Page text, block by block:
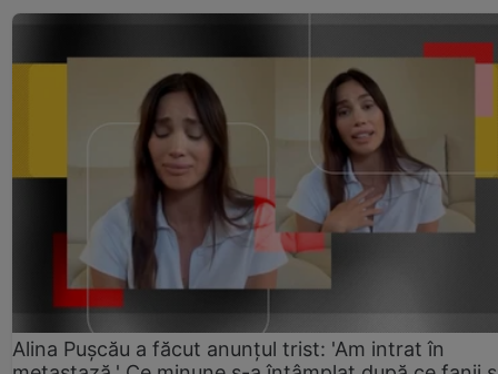
Alina Pușcău a făcut anunțul trist: 'Am intrat în